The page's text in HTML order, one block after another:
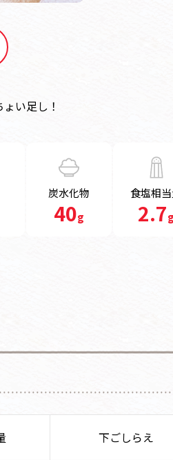
い足し！
炭水化物
40g
食塩相
2.7g
下ごしらえ